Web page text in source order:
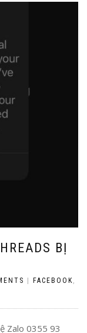
BỊ
| FACEBOOK
Zalo 0355 93